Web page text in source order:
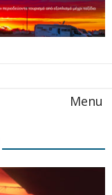
Menu